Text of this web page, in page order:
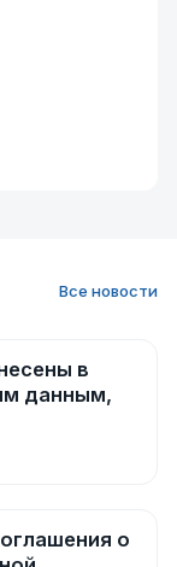
Все новости
в
данным,
о